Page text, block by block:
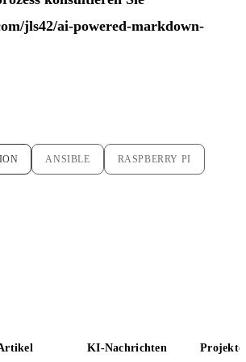
jls42/ai-powered-markdown-
ANSIBLE RASPBERRY PI
KI-Nachrichten Projekte